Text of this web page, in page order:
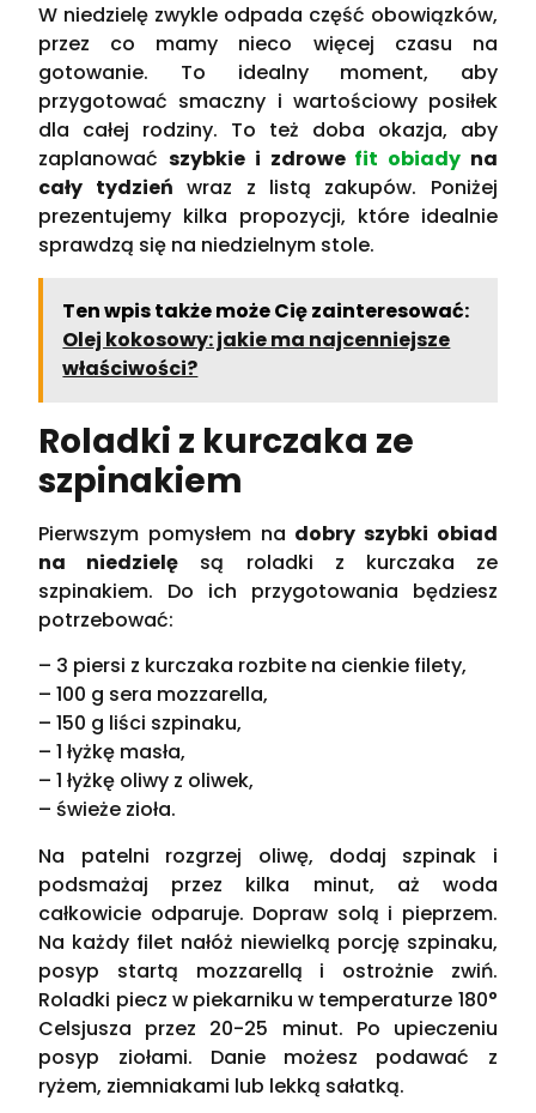
W niedzielę zwykle odpada część obowiązków,
przez co mamy nieco więcej czasu na
gotowanie. To idealny moment, aby
przygotować smaczny i wartościowy posiłek
dla całej rodziny. To też doba okazja, aby
zaplanowaćszybkie i zdrowe fit obiadyna
cały tydzień wraz z listą zakupów. Poniżej
prezentujemy kilka propozycji, które idealnie
sprawdzą się na niedzielnym stole.
Ten wpis także może Cię zainteresować:
Olej kokosowy: jakie ma najcenniejsze
właściwości?
Roladki z kurczaka ze
szpinakiem
Pierwszym pomysłem na dobry szybki obiad
na niedzielę są roladki z kurczaka ze
szpinakiem. Do ich przygotowania będziesz
potrzebować:
– 3 piersi z kurczaka rozbite na cienkie filety,
– 100 g sera mozzarella,
– 150 g liści szpinaku,
– 1 łyżkę masła,
– 1 łyżkę oliwy z oliwek,
– świeże zioła.
Na patelni rozgrzej oliwę, dodaj szpinak i
podsmażaj przez kilka minut, aż woda
całkowicie odparuje. Dopraw solą i pieprzem.
Na każdy filet nałóż niewielką porcję szpinaku,
posyp startą mozzarellą i ostrożnie zwiń.
Roladki piecz w piekarniku w temperaturze 180°
Celsjusza przez 20-25 minut. Po upieczeniu
posyp ziołami. Danie możesz podawać z
ryżem, ziemniakami lub lekką sałatką.